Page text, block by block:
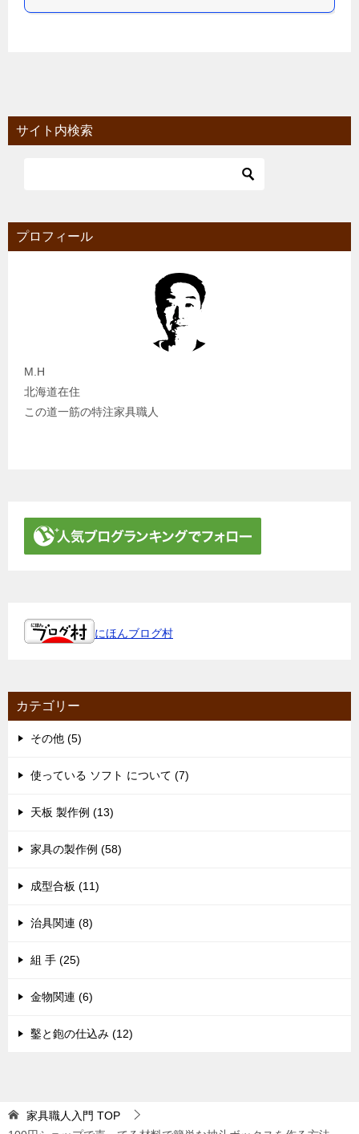
サイト内検索
プロフィール
M.H
北海道在住
この道一筋の特注家具職人
にほんブログ村
カテゴリー
その他 (5)
使っている ソフト について (7)
天板 製作例 (13)
家具の製作例 (58)
成型合板 (11)
治具関連 (8)
組 手 (25)
金物関連 (6)
鑿と鉋の仕込み (12)
家具職人入門 TOP